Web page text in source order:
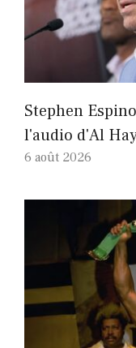
Stephen
l'audio d'Al
6 août 2026